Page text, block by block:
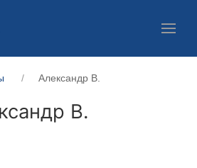
Александр В.
В.